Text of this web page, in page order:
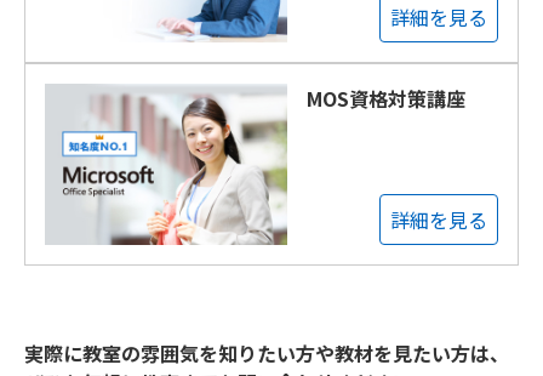
詳細を見る
MOS資格対策講座
詳細を見る
実際に教室の雰囲気を知りたい方や教材を見たい方は、